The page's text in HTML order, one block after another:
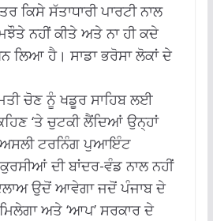
ਕਿਸੇ ਸੱਤਾਧਾਰੀ ਪਾਰਟੀ ਨਾਲ
ਨਹੀਂ ਕੀਤੇ ਅਤੇ ਨਾ ਹੀ ਕਦੇ
ਲਿਆ ਹੈ। ਸਾਡਾ ਭਰੋਸਾ ਲੋਕਾਂ ਦੇ
ਚੋਣ ਨੂੰ ਖਡੂਰ ਸਾਹਿਬ ਲਈ
‘ਤੇ ਚੁਟਕੀ ਲੈਂਦਿਆਂ ਉਨ੍ਹਾਂ
ਅਸਲੀ ਟਰਨਿੰਗ ਪੁਆਇੰਟ
ਦੀ ਬਾਂਦਰ-ਵੰਡ ਨਾਲ ਨਹੀਂ
ਉਦੋਂ ਆਵੇਗਾ ਜਦੋਂ ਪੰਜਾਬ ਦੇ
ਅਤੇ ‘ਆਪ’ ਸਰਕਾਰ ਦੇ